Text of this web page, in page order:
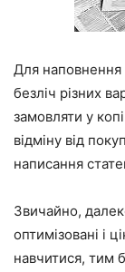
Для наповнення
безліч різних
замовляти у
відміну від
написання
Звичайно,
оптимізовані і
навчитися, тим